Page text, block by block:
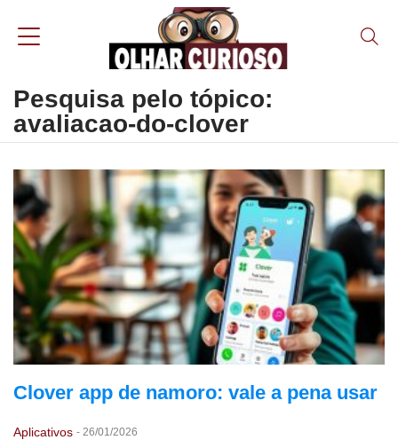
Pesquisa pelo tópico:
avaliacao-do-clover
Clover app de namoro: vale a pena usar
Aplicativos - 26/01/2026